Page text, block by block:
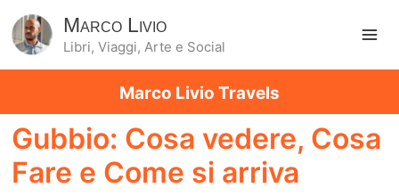
Marco Livio
Libri, Viaggi, Arte e Social
Marco Livio Travels
Gubbio: Cosa vedere, Cosa
Fare e Come si arriva